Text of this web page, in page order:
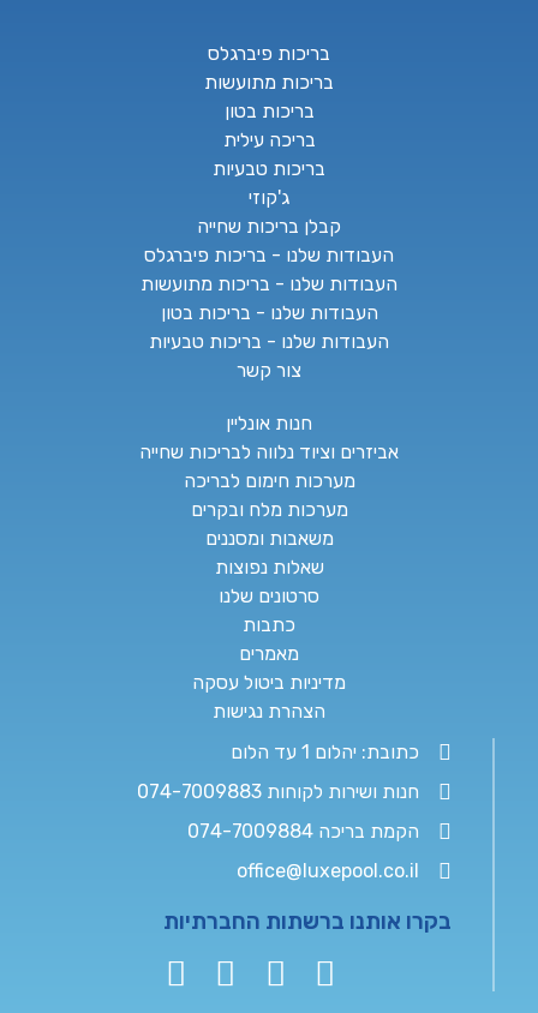
בריכות פיברגלס
בריכות מתועשות
בריכות בטון
בריכה עילית
בריכות טבעיות
ג'קוזי
קבלן בריכות שחייה
העבודות שלנו - בריכות פיברגלס
העבודות שלנו - בריכות מתועשות
העבודות שלנו - בריכות בטון
העבודות שלנו - בריכות טבעיות
צור קשר
חנות אונליין
אביזרים וציוד נלווה לבריכות שחייה
מערכות חימום לבריכה
מערכות מלח ובקרים
משאבות ומסננים
שאלות נפוצות
סרטונים שלנו
כתבות
מאמרים
מדיניות ביטול עסקה
הצהרת נגישות
כתובת: יהלום 1 עד הלום
חנות ושירות לקוחות 074-7009883
הקמת בריכה 074-7009884
office@luxepool.co.il
בקרו אותנו ברשתות החברתיות